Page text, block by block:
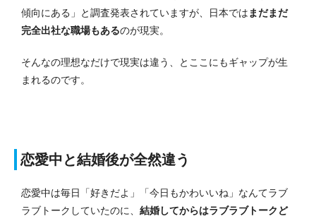
傾向にある」と調査発表されていますが、日本では まだまだ
完全出社な職場もあるのが現実。
そんなの理想なだけで現実は違う、とここにもギャップが生
まれるのです。
恋愛中と結婚後が全然違う
恋愛中は毎日「好きだよ」「今日もかわいいね」なんてラブ
ラブトークしていたのに、 結婚してからはラブラブトークど